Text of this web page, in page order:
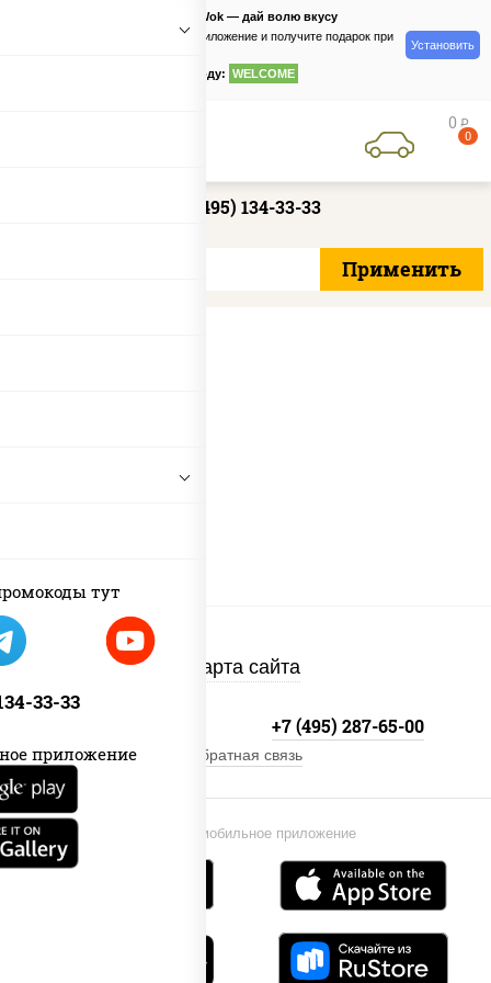
тут
33-33
приложение
PizzaSushiWok — дай волю вкусу
Скачайте приложение и получите подарок при
по промокоду: WELCOME
Установить
0 руб
0
+7 (495) 134-33-33
Карта сайта
Установи мобильное приложение
+7 (495) 287-65-00
Обратная связь